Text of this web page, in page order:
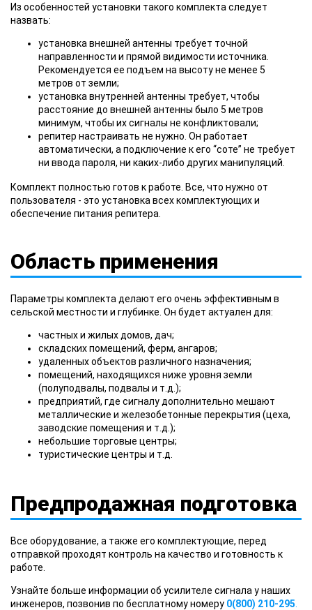
Из особенностей установки такого комплекта следует
назвать:
установка внешней антенны требует точной
направленности и прямой видимости источника.
Рекомендуется ее подъем на высоту не менее 5
метров от земли;
установка внутренней антенны требует, чтобы
расстояние до внешней антенны было 5 метров
минимум, чтобы их сигналы не конфликтовали;
репитер настраивать не нужно. Он работает
автоматически, а подключение к его “соте” не требует
ни ввода пароля, ни каких-либо других манипуляций.
Комплект полностью готов к работе. Все, что нужно от
пользователя - это установка всех комплектующих и
обеспечение питания репитера.
Область применения
Параметры комплекта делают его очень эффективным в
сельской местности и глубинке. Он будет актуален для:
частных и жилых домов, дач;
складских помещений, ферм, ангаров;
удаленных объектов различного назначения;
помещений, находящихся ниже уровня земли
(полуподвалы, подвалы и т.д.);
предприятий, где сигналу дополнительно мешают
металлические и железобетонные перекрытия (цеха,
заводские помещения и т.д.);
небольшие торговые центры;
туристические центры и т.д.
Предпродажная подготовка
Все оборудование, а также его комплектующие, перед
отправкой проходят контроль на качество и готовность к
работе.
Узнайте больше информации об усилителе сигнала у наших
инженеров, позвонив по бесплатному номеру 0(800) 210-295